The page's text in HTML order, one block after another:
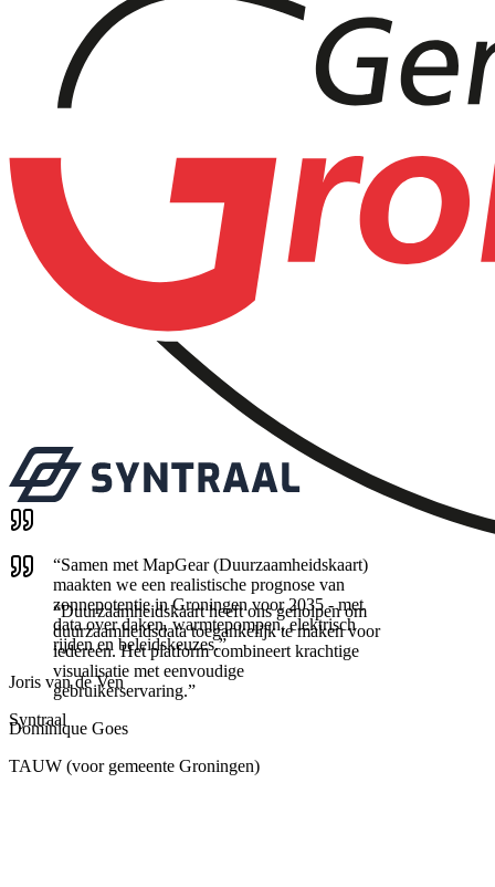
“Duurzaamheidskaart heeft ons geholpen om
duurzaamheidsdata toegankelijk te maken voor
iedereen. Het platform combineert krachtige
visualisatie met eenvoudige
gebruikerservaring.”
Dominique Goes
TAUW (voor gemeente Groningen)
“Samen met MapGear (Duurzaamheidskaart)
maakten we een realistische prognose van
zonnepotentie in Groningen voor 2035 - met
data over daken, warmtepompen, elektrisch
rijden en beleidskeuzes.”
Joris van de Ven
Syntraal